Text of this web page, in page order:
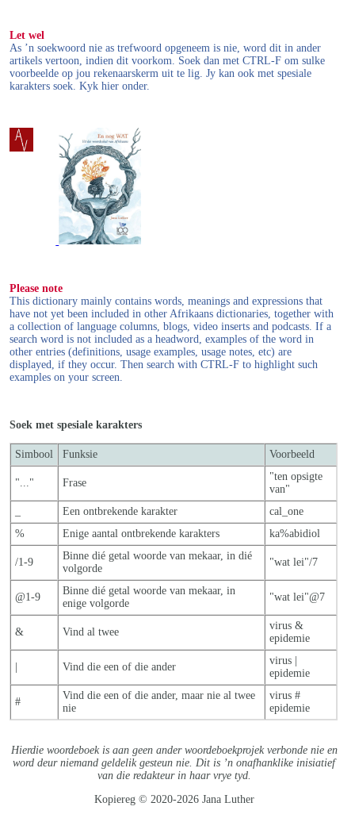
Let wel
As ’n soekwoord nie as trefwoord opgeneem is nie, word dit in ander
artikels vertoon, indien dit voorkom. Soek dan met CTRL-F om sulke
voorbeelde op jou rekenaarskerm uit te lig. Jy kan ook met spesiale
karakters soek. Kyk hier onder.
Please note
This dictionary mainly contains words, meanings and expressions that
have not yet been included in other Afrikaans dictionaries, together with
a collection of language columns, blogs, video inserts and podcasts. If a
search word is not included as a headword, examples of the word in
other entries (definitions, usage examples, usage notes, etc) are
displayed, if they occur. Then search with CTRL-F to highlight such
examples on your screen.
Soek met spesiale karakters
Simbool Funksie Voorbeeld
"..." Frase
"ten opsigte
van"
Een ontbrekende karakter
cal_one
%
Enige aantal ontbrekende karakters ka%abidiol
/1-9
Binne dié getal woorde van mekaar, in dié
volgorde
"wat lei"/7
@1-9
Binne dié getal woorde van mekaar, in
enige volgorde
"wat lei"@7
& Vind al twee
virus &
epidemie
Vind die een of die ander
virus |
epidemie
#
Vind die een of die ander, maar nie al twee
nie
virus #
epidemie
Hierdie woordeboek is aan geen ander woordeboekprojek verbonde nie en
word deur niemand geldelik gesteun nie. Dit is ’n onafhanklike inisiatief
van die redakteur in haar vrye tyd.
Kopiereg © 2020-2026 Jana Luther